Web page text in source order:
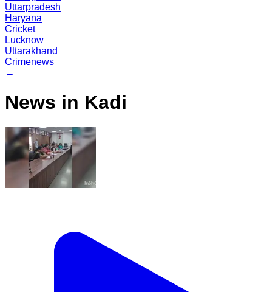
Uttarpradesh
Haryana
Cricket
Lucknow
Uttarakhand
Crimenews
←
News in Kadi